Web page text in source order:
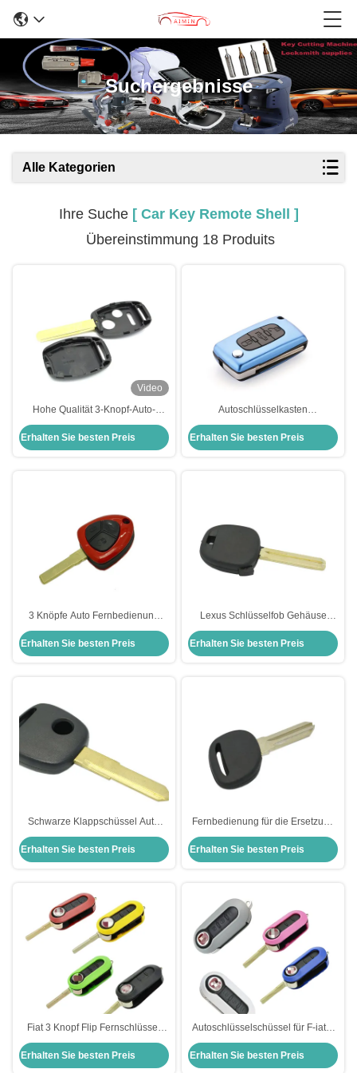
Suchergebnisse
Alle Kategorien
Ihre Suche [ Car Key Remote Shell ]
Übereinstimmung 18 Produits
Video
Hohe Qualität 3-Knopf-Auto-
Schlüssel Fall Fernbedienung
Schlüssel Ersatzabdeckung für
Honda Car Key Shell
Erhalten Sie besten Preis
Autoschlüsselkasten
Schlüsselhülle Aluminium
Klappschlüsselhülle für Peugeot
Blau Peugeot Schlüsselhülle
Erhalten Sie besten Preis
3 Knöpfe Auto Fernbedienung
Schlüsselschüssel Schlüsselfob
Ersatz Schlüssel Fernbedienung
Gehäuse Ferrari
Erhalten Sie besten Preis
Lexus Schlüsselfob Gehäuse
Schalersatz Leichtgewicht
Schlüssel Fernbedienung Schal
Klinge Schwarzer Transponder
Erhalten Sie besten Preis
Schwarze Klappschüssel Auto
Fernbedienung Schlüssel
Schüssel mit Knopf Auto
Schlüssel Schüssel Ersatzkoffer
Erhalten Sie besten Preis
Fernbedienung für die Ersetzung
der Schalen Fob Fernbedienung
für den Schlüssel Transponder
Schlüssel Gehäuse kein Logo für
Erhalten Sie besten Preis
Fiat 3 Knopf Flip Fernschlüssel
Shell Auto Schlüssel Shell Farbe
Option
Erhalten Sie besten Preis
Autoschlüsselschüssel für F-iat 3
Tasten Flip Fernschlüsselschüssel
Anpassungsfähige Farboptionen
Erhalten Sie besten Preis